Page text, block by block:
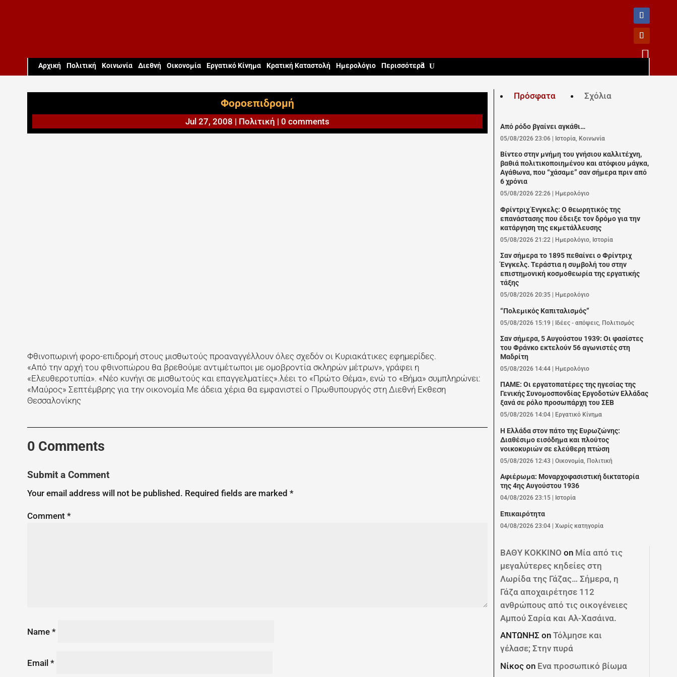

Aρχική Πολιτική Κοινωνία Διεθνή Οικονομία Εργατικό Κίνημα Κρατική Καταστολή Ημερολόγιο Περισσότερα
Φοροεπιδρομή
Jul 27, 2008 | Πολιτική | 0 comments
Φθινοπωρινή φορο-επιδρομή στους μισθωτούς προαναγγέλλουν όλες σχεδόν οι Κυριακάτικες εφημερίδες.
«Από την αρχή του φθινοπώρου θα βρεθούμε αντιμέτωποι με ομοβροντία σκληρών μέτρων», γράφει η
«Ελευθεροτυπία». «Νέο κυνήγι σε μισθωτούς και επαγγελματίες».λέει το «Πρώτο Θέμα», ενώ το «Βήμα» συμπληρώνει:
«Μαύρος» Σεπτέμβρης για την οικονομία Με άδεια χέρια θα εμφανιστεί ο Πρωθυπουργός στη Διεθνή Εκθεση
Θεσσαλονίκης
0 Comments
Submit a Comment
Your email address will not be published. Required fields are marked *
Comment *
Name *
Email *
Πρόσφατα Σχόλια
Από ρόδο βγαίνει αγκάθι…
05/08/2026 23:06 | Ιστορία, Κοινωνία
Βίντεο στην μνήμη του γνήσιου καλλιτέχνη,
βαθιά πολιτικοποιημένου και ατόφιου μάγκα,
Αγάθωνα, που “χάσαμε” σαν σήμερα πριν από
6 χρόνια
05/08/2026 22:26 Ημερολόγιο
Φρίντριχ Ένγκελς: Ο θεωρητικός της
επανάστασης που έδειξε τον δρόμο για την
κατάργηση της εκμετάλλευσης
05/08/2026 21:22 | Ημερολόγιο Ιστορία
Σαν σήμερα το 1895 πεθαίνει ο Φρίντριχ
Ένγκελς. Τεράστια η συμβολή του στην
επιστημονική κοσμοθεωρία της εργατικής
τάξης
05/08/2026 20:35 Ημερολόγιο
“Πολεμικός Καπιταλισμός”
05/08/2026 15:19 | Ιδέες - απόψεις Πολιτισμός
Σαν σήμερα, 5 Αυγούστου 1939: Οι φασίστες
του Φράνκο εκτελούν 56 αγωνιστές στη
Μαδρίτη
05/08/2026 14:44 Ημερολόγιο
ΠΑΜΕ: Οι εργατοπατέρες της ηγεσίας της
Γενικής Συνομοσπονδίας Εργοδοτών Ελλάδας
ξανά σε ρόλο προσωπάρχη του ΣΕΒ
05/08/2026 14:04 Εργατικό Κίνημα
Η Ελλάδα στον πάτο της Ευρωζώνης:
Διαθέσιμο εισόδημα και πλούτος
νοικοκυριών σε ελεύθερη πτώση
05/08/2026 12:43 |Οικονομία Πολιτική
Αφιέρωμα: Mοναρχοφασιστική δικτατορία
της 4ης Αυγούστου 1936
04/08/2026 23:15 Ιστορία
Επικαιρότητα
04/08/2026 23:04 |Χωρίς κατηγορία
ΒΑΘΥ ΚΟΚΚΙΝΟ on Μία από τις
μεγαλύτερες κηδείες στη
Λωρίδα της Γάζας… Σήμερα, η
Γάζα αποχαιρέτησε 112
ανθρώπους από τις οικογένειες
Αμπού Σαρία και Αλ-Χασάινα.
ΑΝΤΩΝΗΣ onΤόλμησε και
γέλασε; Στην πυρά
Νίκος on Ενα προσωπικό βίωμα